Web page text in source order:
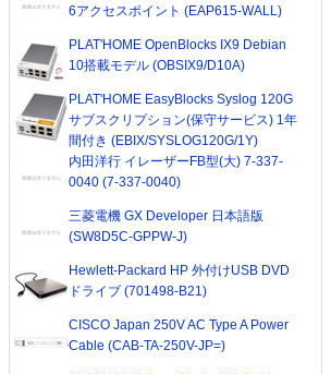
6アクセスポイント (EAP615-WALL)
PLAT'HOME OpenBlocks IX9 Debian
10搭載モデル (OBSIX9/D10A)
PLAT'HOME EasyBlocks Syslog 120G
サブスクリプション(保守サービス) 1年
間付き (EBIX/SYSLOG120G/1Y)
内田洋行 イレーザーFB型(大) 7-337-
0040 (7-337-0040)
三菱電機 GX Developer 日本語版
(SW8D5C-GPPW-J)
Hewlett-Packard HP 外付けUSB DVD
ドライブ (701498-B21)
CISCO Japan 250V AC Type A Power
Cable (CAB-TA-250V-JP=)